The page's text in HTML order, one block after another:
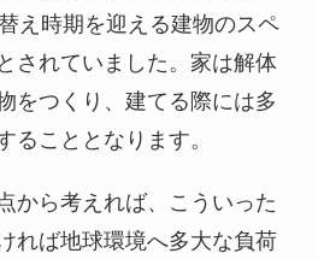
え時期を迎える建物のスペ
されていました。家は解体
をつくり、建てる際には多
ることとなります。
から考えれば、こういった
れば地球環境へ多大な負荷